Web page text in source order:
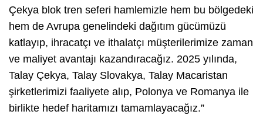
Çekya blok tren seferi hamlemizle hem bu bölgedeki
hem de Avrupa genelindeki dağıtım gücümüzü
katlayıp, ihracatçı ve ithalatçı müşterilerimize zaman
ve maliyet avantajı kazandıracağız. 2025 yılında,
Talay Çekya, Talay Slovakya, Talay Macaristan
şirketlerimizi faaliyete alıp, Polonya ve Romanya ile
birlikte hedef haritamızı tamamlayacağız.”